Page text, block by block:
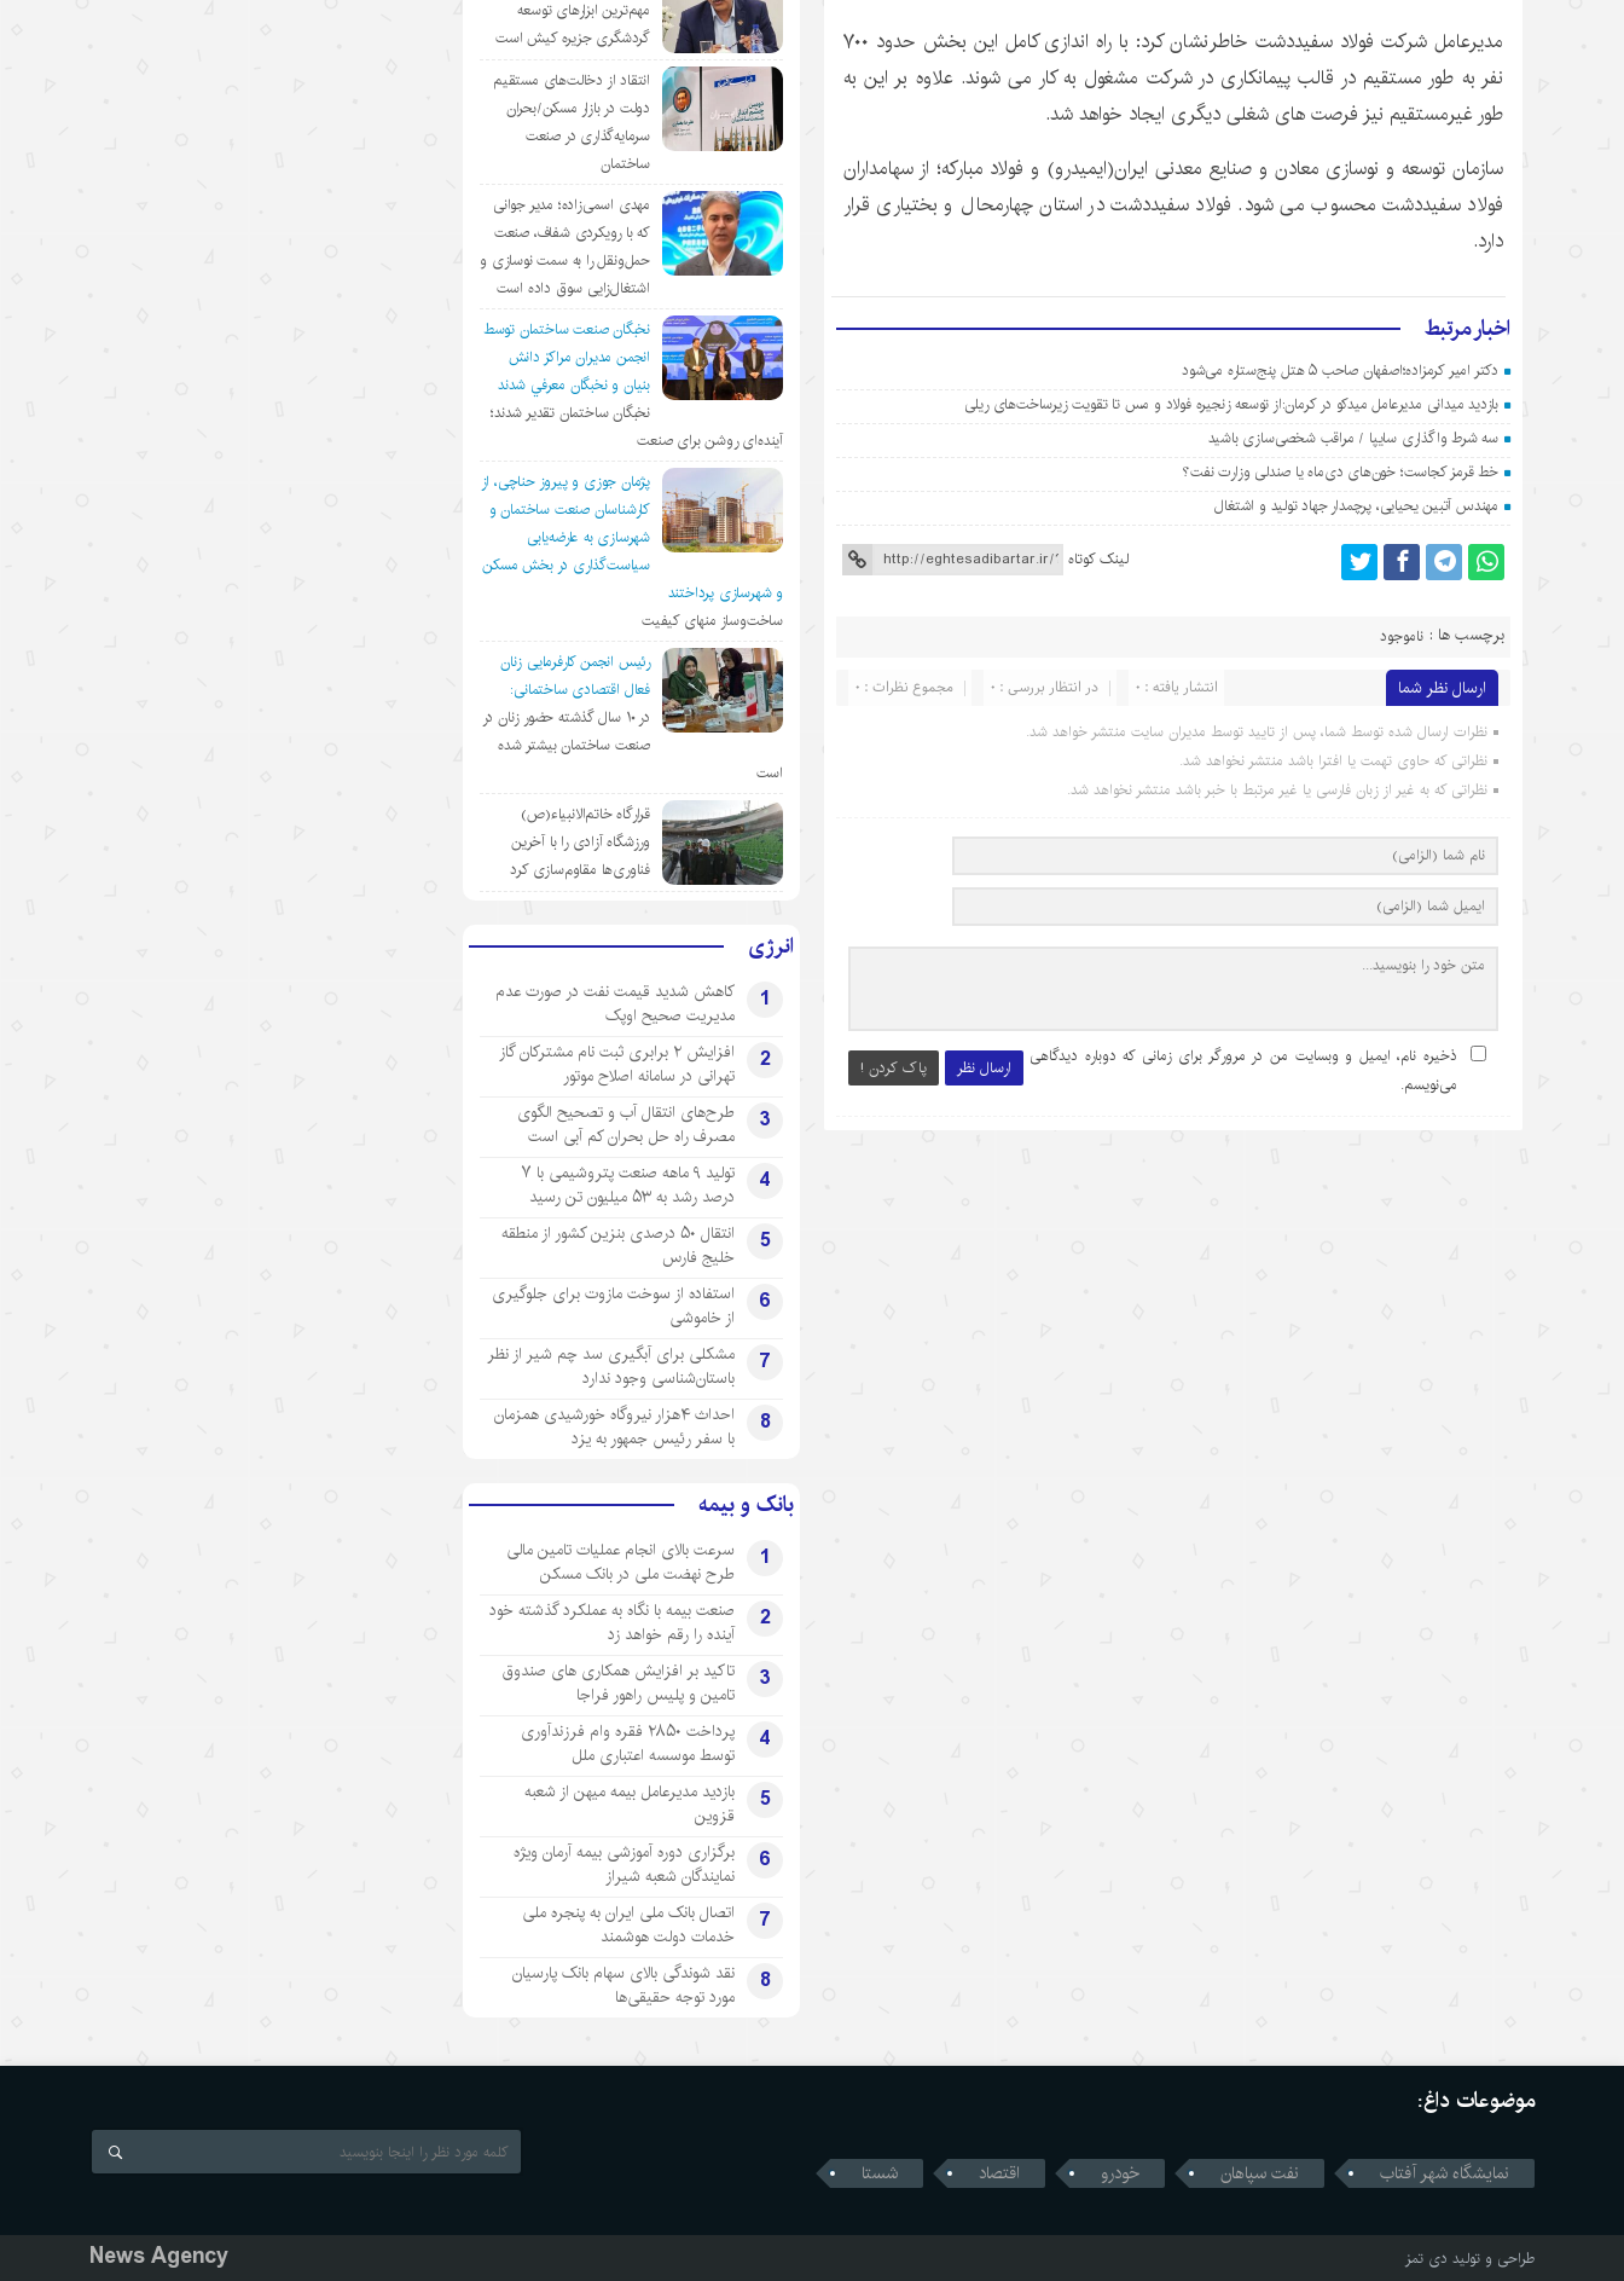
مدیرعامل شرکت فولاد سفیددشت خاطرنشان کرد: با راه اندازی کامل این بخش حدود ۷۰۰
نفر به طور مستقیم در قالب پیمانکاری در شرکت مشغول به کار می شوند. علاوه بر این به
طور غیرمستقیم نیز فرصت های شغلی دیگری ایجاد خواهد شد.
سازمان توسعه و نوسازی معادن و صنایع معدنی ایران(ایمیدرو) و فولاد مبارکه؛ از سهامداران
فولاد سفیددشت محسوب می شود. فولاد سفیددشت در استان چهارمحال و بختیاری قرار
دارد.
اخبار مرتبط
دکتر امیر کرمزاده؛اصفهان صاحب ۵ هتل پنج‌ستاره می‌شود
بازدید میدانی مدیرعامل میدکو در کرمان:از توسعه زنجیره فولاد و مس تا تقویت زیرساخت‌های ریلی
سه شرط واگذاری سایپا / مراقب شخصی‌سازی باشید
خط قرمز کجاست؛ خون‌های دی‌ماه یا صندلی وزارت نفت؟
مهندس آتبین یحیایی، پرچمدار جهاد تولید و اشتغال
لینک کوتاه
برچسب ها : ناموجود
ارسال نظر شما مجموع نظرات : 0 در انتظار بررسی : 0 انتشار یافته : 0
نظرات ارسال شده توسط شما، پس از تایید توسط مدیران سایت منتشر خواهد شد.
نظراتی که حاوی تهمت یا افترا باشد منتشر نخواهد شد.
نظراتی که به غیر از زبان فارسی یا غیر مرتبط با خبر باشد منتشر نخواهد شد.
ارسال نظر پاک کردن !
ذخیره نام، ایمیل و وبسایت من در مرورگر برای زمانی که دوباره دیدگاهی
می‌نویسم.
مهم‌ترین ابزارهای توسعه
گردشگری جزیره کیش است
انتقاد از دخالت‌های مستقیم
دولت در بازار مسکن/بحران
سرمایه‌گذاری در صنعت
ساختمان
مهدی اسمی‌زاده؛ مدیر جوانی
که با رویکردی شفاف، صنعت
حمل‌ونقل را به سمت نوسازی و
اشتغال‌زایی سوق داده است
نخبگان صنعت ساختمان توسط
انجمن مديران مراكز دانش
بنيان و نخبگان معرفي شدند
نخبگان ساختمان تقدیر شدند؛
آینده‌ای روشن برای صنعت
پژمان جوزی و پیروز حناچی، از
کارشناسان صنعت ساختمان و
شهرسازی به عارضه‌یابی
سیاست‌گذاری در بخش مسکن
و شهرسازی پرداختند
ساخت‌وساز منهای کیفیت
رئیس انجمن کارفرمایی زنان
فعال اقتصادی ساختمانی:
در ١٠ سال گذشته حضور زنان در
صنعت ساختمان بیشتر شده
است
قرارگاه خاتم‌الانبیاء(ص)
ورزشگاه آزادی را با آخرین
فناوری‌ها مقاوم‌سازی کرد
انرژی
1
کاهش شدید قیمت نفت در صورت عدم
مدیریت صحیح اوپک
2
افزایش ۲ برابری ثبت نام مشترکان گاز
تهرانی‌ در سامانه اصلاح موتور
3
طرح‌های انتقال آب و تصحیح الگوی
مصرف راه حل بحران کم آبی است
4
تولید ۹ ماهه صنعت پتروشیمی با ۷
درصد رشد به ۵۳ میلیون تن رسید
5
انتقال ۵۰ درصدی بنزین کشور از منطقه
خلیج فارس
6
استفاده از سوخت مازوت برای جلوگیری
از خاموشی
7
مشکلی برای آبگیری سد چم شیر از نظر
باستان‌شناسی وجود ندارد
8
احداث ۴هزار نیروگاه خورشیدی همزمان
با سفر رئیس جمهور به یزد
بانک و بیمه
1
سرعت بالای انجام عملیات تامین مالی
طرح نهضت ملی در بانک مسکن
2
صنعت بیمه با نگاه به عملکرد گذشته خود
آینده را رقم خواهد زد
3
تاکید بر افزایش همکاری های صندوق
تامین و پلیس راهور فراجا
4
پرداخت ۲۸۵۰ فقره وام فرزندآوری
توسط موسسه اعتباری ملل
5
بازدید مدیرعامل بیمه میهن از شعبه
قزوین
6
برگزاری دوره آموزشی بیمه آرمان ویژه
نمایندگان شعبه شیراز
7
اتصال بانک ملی ایران به پنجره ملی
خدمات دولت هوشمند
8
نقد شوندگی بالای سهام بانک پارسیان
مورد توجه حقیقی‌ها
۱۴۰۵/۵/۹
برای تبدیل هوش مصنوعی به کالای
موضوعات داغ:
نمایشگاه شهر آفتاب نفت سپاهان خودرو اقتصاد شستا
طراحی و تولید دی تمز News Agency